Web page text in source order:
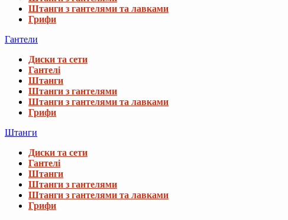
Штанги з гантелями та лавками
Грифи
Гантели
Диски та сети
Гантелі
Штанги
Штанги з гантелями
Штанги з гантелями та лавками
Грифи
Штанги
Диски та сети
Гантелі
Штанги
Штанги з гантелями
Штанги з гантелями та лавками
Грифи